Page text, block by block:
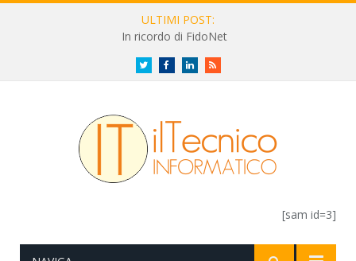
ULTIMI POST:
In ricordo di FidoNet
Twitter FacebookLinkedInRSS
[sam id=3]